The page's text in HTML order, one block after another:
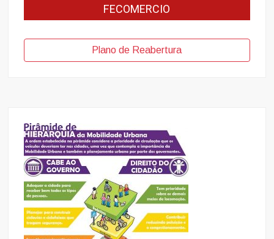
FECOMERCIO
Plano de Reabertura